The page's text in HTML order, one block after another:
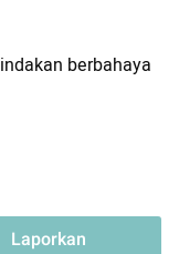
berbahaya
Laporkan